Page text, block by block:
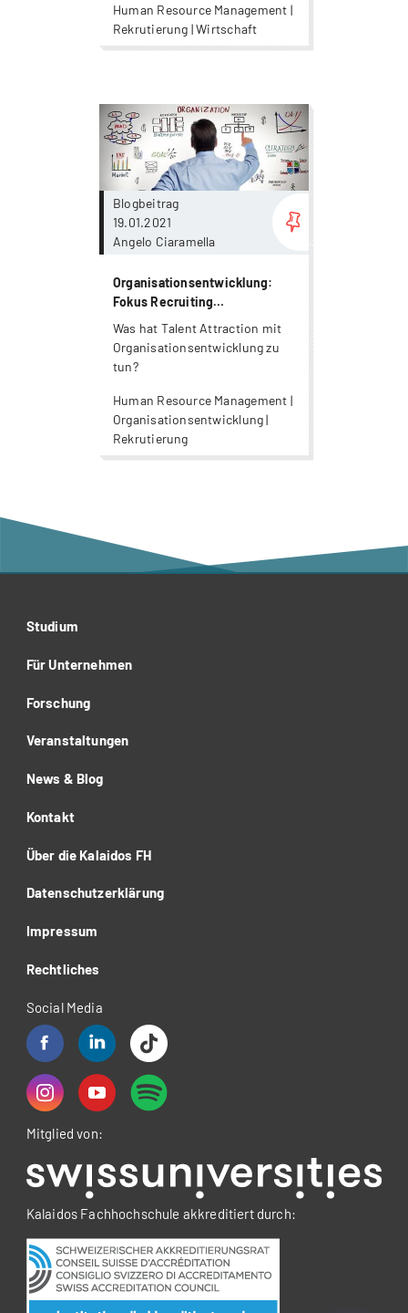
Human Resource Management |
Rekrutierung | Wirtschaft
Blogbeitrag
19.01.2021
Angelo Ciaramella
Organisationsentwicklung:
Fokus Recruiting
Transformation (1/3)
Was hat Talent Attraction mit
Organisationsentwicklung zu
tun?
Human Resource Management |
Organisationsentwicklung |
Rekrutierung
more...
Studium
Für Unternehmen
Forschung
Veranstaltungen
News & Blog
Kontakt
Über die Kalaidos FH
Datenschutzerklärung
Impressum
Rechtliches
Social Media
Mitglied von:
Kalaidos Fachhochschule akkreditiert durch: